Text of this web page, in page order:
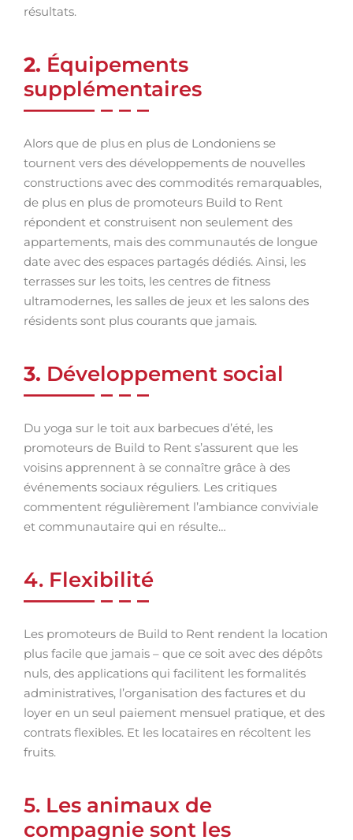
résultats.
2. Équipements
supplémentaires
Alors que de plus en plus de Londoniens se
tournent vers des développements de nouvelles
constructions avec des commodités remarquables,
de plus en plus de promoteurs Build to Rent
répondent et construisent non seulement des
appartements, mais des communautés de longue
date avec des espaces partagés dédiés. Ainsi, les
terrasses sur les toits, les centres de fitness
ultramodernes, les salles de jeux et les salons des
résidents sont plus courants que jamais.
3. Développement social
Du yoga sur le toit aux barbecues d’été, les
promoteurs de Build to Rent s’assurent que les
voisins apprennent à se connaître grâce à des
événements sociaux réguliers. Les critiques
commentent régulièrement l’ambiance conviviale
et communautaire qui en résulte…
4. Flexibilité
Les promoteurs de Build to Rent rendent la location
plus facile que jamais – que ce soit avec des dépôts
nuls, des applications qui facilitent les formalités
administratives, l’organisation des factures et du
loyer en un seul paiement mensuel pratique, et des
contrats flexibles. Et les locataires en récoltent les
fruits.
5. Les animaux de
compagnie sont les